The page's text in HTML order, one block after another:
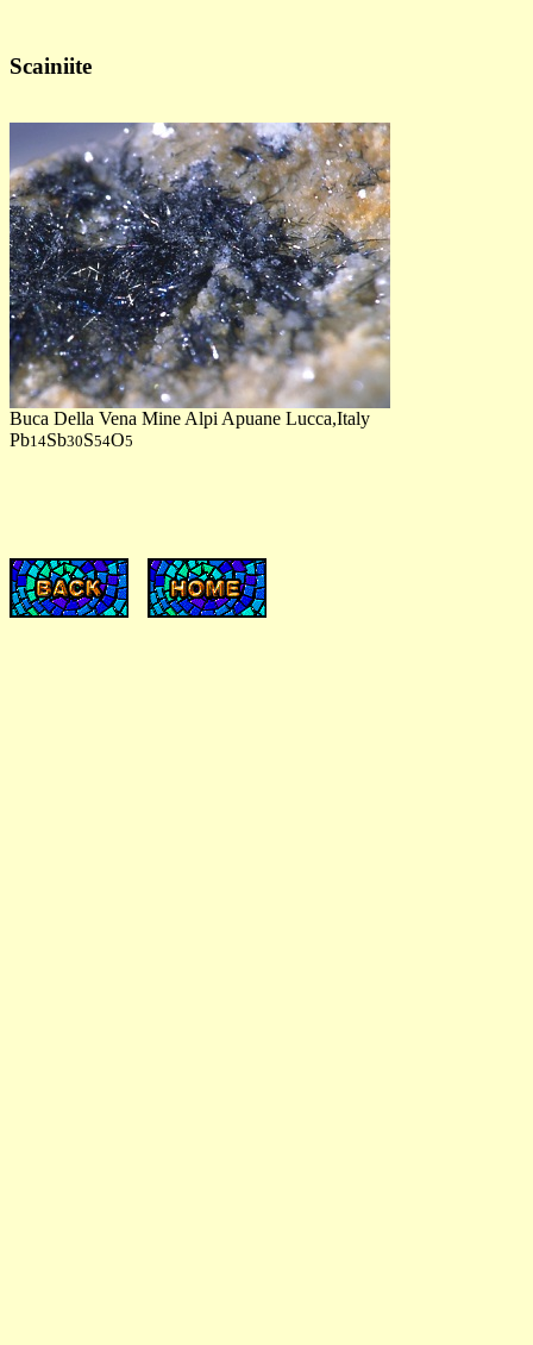
Scainiite
Buca Della Vena Mine Alpi Apuane Lucca,Italy
Pb14Sb30S54O5